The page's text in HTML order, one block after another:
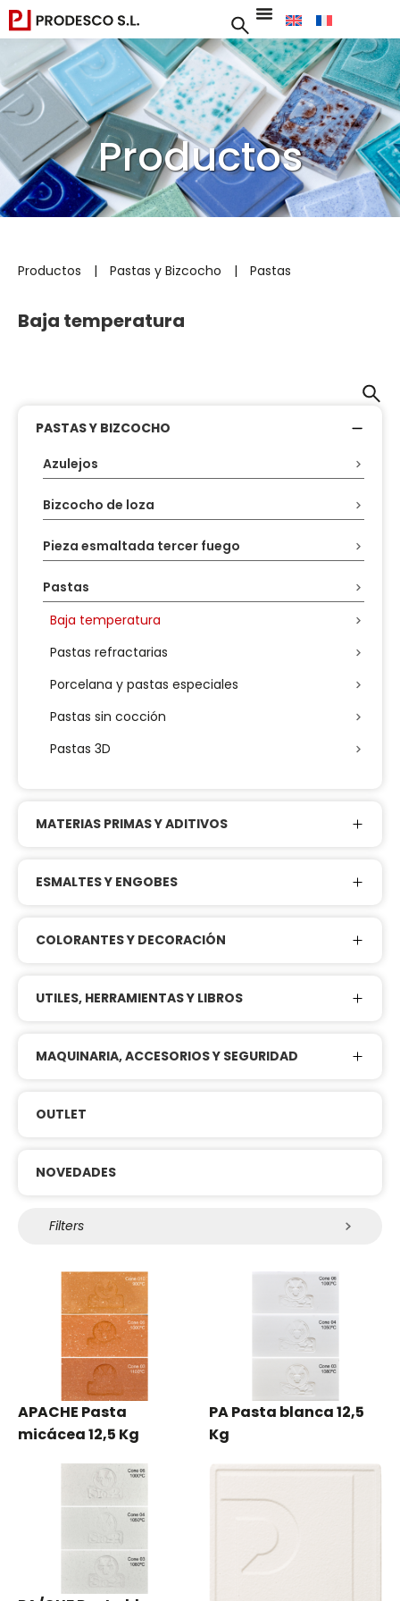
Productos
Productos | Pastas y Bizcocho | Pastas
Baja temperatura
PASTAS Y BIZCOCHO
Azulejos
Bizcocho de loza
Pieza esmaltada tercer fuego
Pastas
Baja temperatura
Pastas refractarias
Porcelana y pastas especiales
Pastas sin cocción
Pastas 3D
MATERIAS PRIMAS Y ADITIVOS
ESMALTES Y ENGOBES
COLORANTES Y DECORACIÓN
UTILES, HERRAMIENTAS Y LIBROS
MAQUINARIA, ACCESORIOS Y SEGURIDAD
OUTLET
NOVEDADES
Filters
APACHE Pasta
micácea 12,5 Kg
PA Pasta blanca 12,5
Kg